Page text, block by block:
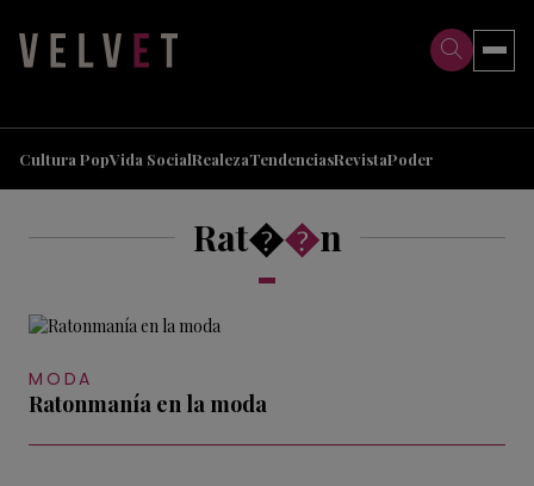
Cultura PopVida SocialRealezaTendenciasRevistaPoder
Rat��n
MODA
Ratonmanía en la moda